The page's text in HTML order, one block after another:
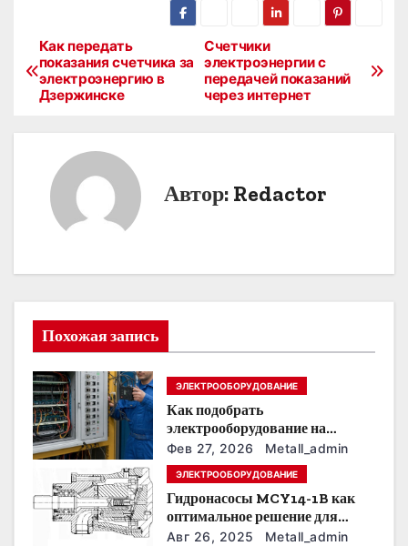
Н
ц
я
п
о
з
а
Счетчики
электроэнергии с
передачей показаний
через интернет
Как передать
показания счетчика за
электроэнергию в
Дзержинске
Автор: Redactor
Похожая запись
ЭЛЕКТРООБОРУДОВАНИЕ
Как подобрать
электрооборудование на
предприятии под тяжелые
условия эксплуатации
Фев 27, 2026 Metall_admin
ЭЛЕКТРООБОРУДОВАНИЕ
Гидронасосы MCY14-1B как
оптимальное решение для
модернизации гидросистем
Авг 26, 2025 Metall_admin